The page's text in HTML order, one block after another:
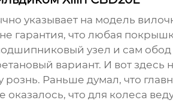
указывает на модель
гарантия, что любая
узел и сам
вариант. И вот здесь
рознь. Раньше думал, что
оказалось, что для колеса